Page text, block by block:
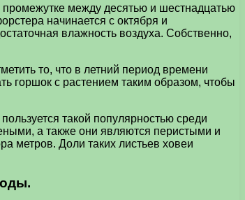
промежутке между десятью и шестнадцатью
начинается с октября и
влажность воздуха. Собственно,
то, что в летний период времени
горшок с растением таким образом, чтобы
такой популярностью среди
а также они являются перистыми и
метров. Доли таких листьев ховеи